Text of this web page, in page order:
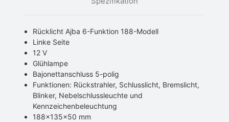
Rücklicht Ajba 6-Funktion 188-Modell
Linke Seite
12 V
Glühlampe
Bajonettanschluss 5-polig
Funktionen: Rückstrahler, Schlusslicht, Bremslicht,
Blinker, Nebelschlussleuchte und
Kennzeichenbeleuchtung
188x135x50 mm